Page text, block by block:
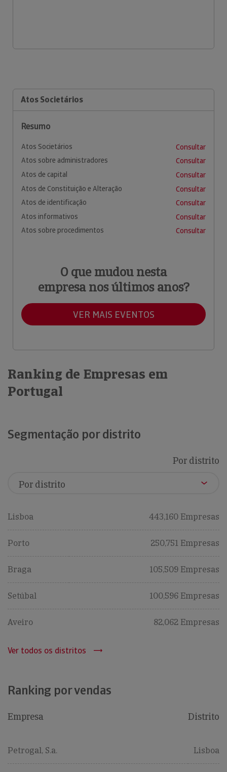
Atos Societários
Resumo
Atos Societários
Consultar
Atos sobre administradores
Consultar
Atos de capital
Consultar
Atos de Constituição e Alteração
Consultar
Atos de identificação
Consultar
Atos informativos
Consultar
Atos sobre procedimentos
Consultar
O que mudou nesta
empresa nos últimos anos?
VER MAIS EVENTOS
Ranking de Empresas em
Portugal
Segmentação por distrito
Por distrito
Lisboa 443,160 Empresas
Porto 250,751 Empresas
Braga 105,509 Empresas
Setúbal 100,596 Empresas
Aveiro 82,062 Empresas
Ver todos os distritos
Ranking por vendas
Empresa Distrito
Petrogal, S.a. Lisboa